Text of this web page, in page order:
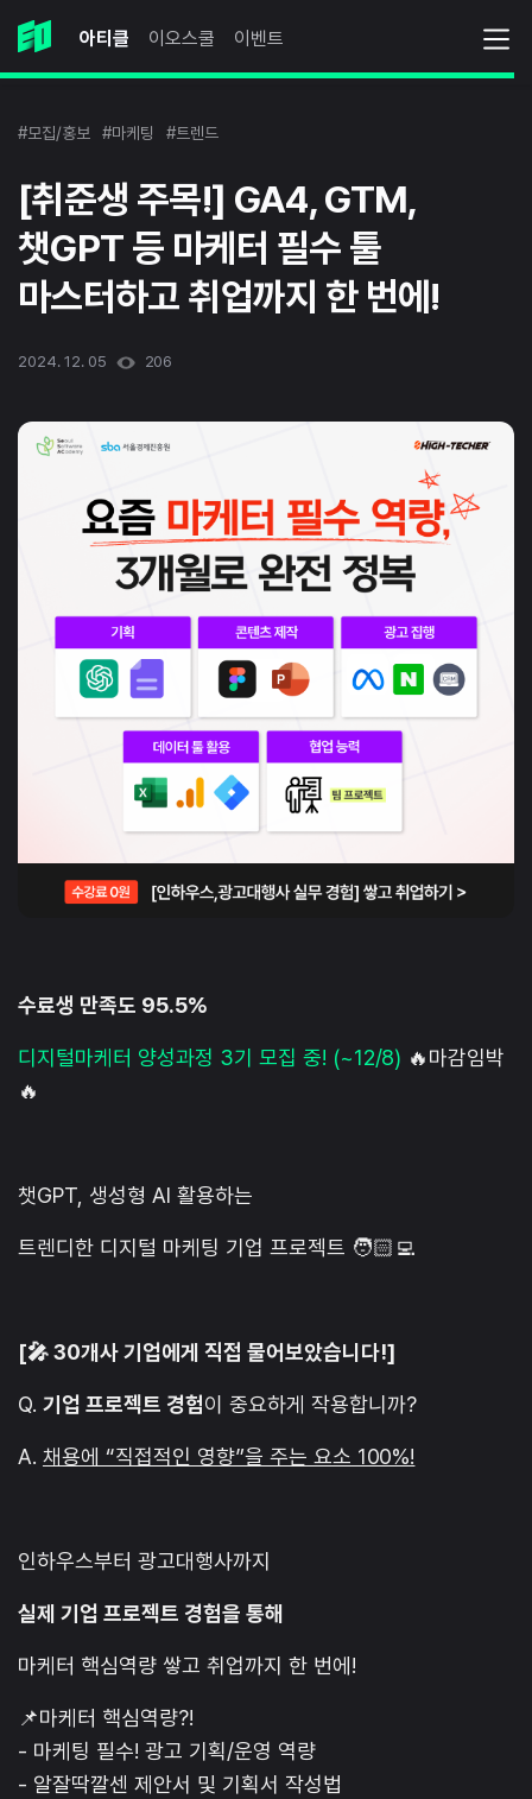
아티클 이오스쿨 이벤트
#모집/홍보 #마케팅 #트렌드
[취준생 주목!] GA4, GTM,
챗GPT 등 마케터 필수 툴
마스터하고 취업까지 한 번에!
2024. 12. 05 206
수료생 만족도 95.5%
디지털마케터 양성과정 3기 모집 중! (~12/8) 🔥마감임박
🔥
챗GPT, 생성형 AI 활용하는
트렌디한 디지털 마케팅 기업 프로젝트 🧑🏻‍💻
[🎤 30개사 기업에게 직접 물어보았습니다!]
Q. 기업 프로젝트 경험이 중요하게 작용합니까?
A. 채용에 “직접적인 영향”을 주는 요소 100%!
인하우스부터 광고대행사까지
실제 기업 프로젝트 경험을 통해
마케터 핵심역량 쌓고 취업까지 한 번에!
📌마케터 핵심역량?!
- 마케팅 필수! 광고 기획/운영 역량
- 알잘딱깔센 제안서 및 기획서 작성법